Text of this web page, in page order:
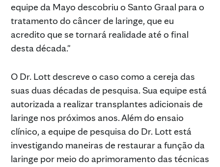
equipe da Mayo descobriu o Santo Graal para o
tratamento do câncer de laringe, que eu
acredito que se tornará realidade até o final
desta década."
O Dr. Lott descreve o caso como a cereja das
suas duas décadas de pesquisa. Sua equipe está
autorizada a realizar transplantes adicionais de
laringe nos próximos anos. Além do ensaio
clínico, a equipe de pesquisa do Dr. Lott está
investigando maneiras de restaurar a função da
laringe por meio do aprimoramento das técnicas